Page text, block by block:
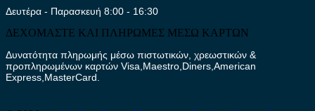
Δευτέρα - Παρασκευή 8:00 - 16:30
ΔΕΧΟΜΑΣΤΕ ΚΑΙ ΠΛΗΡΩΜΕΣ ΜΕΣΩ ΚΑΡΤΩΝ
Δυνατότητα πληρωμής μέσω πιστωτικών, χρεωστικών &
προπληρωμένων καρτών Visa,Maestro,Diners,American
Express,MasterCard.